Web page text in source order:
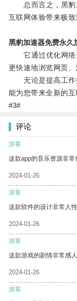
总而言之，黑豹
互联网体验带来极致
黑豹加速器免费永久
它通过优化网络
更快速地浏览网页、
无论是提高工作
能为您带来全新的互
#3#
评论
游客
这款app的音乐资源非常
2024-01-26
游客
这款软件的设计非常人
2024-01-26
游客
这款游戏的剧情非常感
2024-01-26
游客